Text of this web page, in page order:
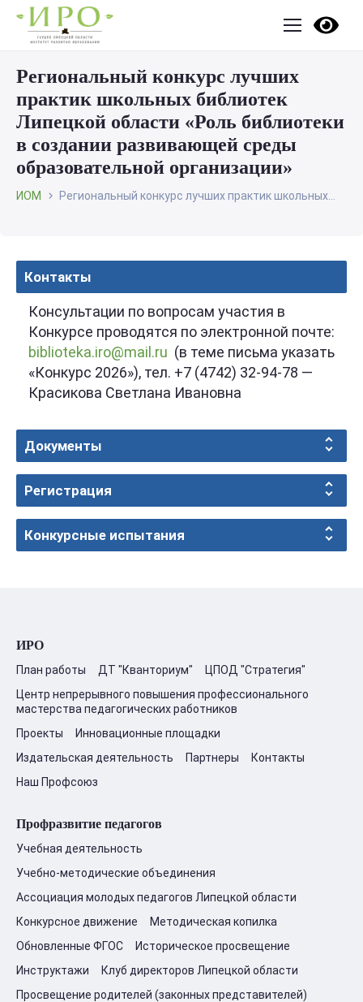
Региональный конкурс лучших
практик школьных библиотек
Липецкой области «Роль библиотеки
в создании развивающей среды
образовательной организации»
ИОМ Региональный конкурс лучших практик школьных...
Контакты
Консультации по вопросам участия в
Конкурсе проводятся по электронной почте:
biblioteka.iro@mail.ru (в теме письма указать
«Конкурс 2026»), тел. +7 (4742) 32-94-78 —
Красикова Светлана Ивановна
Документы
Регистрация
Конкурсные испытания
ИРО
План работы ДТ "Кванториум"
ЦПОД "Стратегия"
Центр непрерывного повышения профессионального
мастерства педагогических работников
Проекты
Инновационные площадки
Издательская деятельность
Партнеры
Контакты
Наш Профсоюз
Профразвитие педагогов
Учебная деятельность
Учебно-методические объединения
Ассоциация молодых педагогов Липецкой области
Конкурсное движение
Методическая копилка
Обновленные ФГОС
Историческое просвещение
Инструктажи
Клуб директоров Липецкой области
Просвещение родителей (законных представителей)